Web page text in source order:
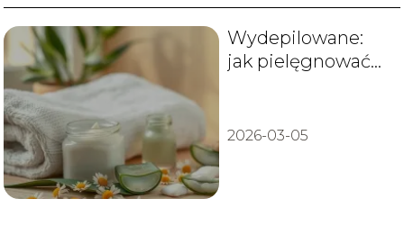
Wydepilowane:
jak pielęgnować
2026-03-05